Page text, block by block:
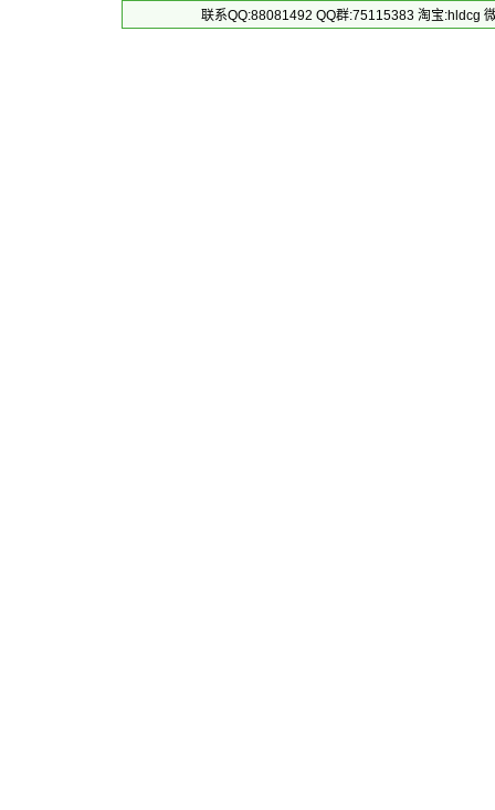
联系QQ:88081492 QQ群:75115383 淘宝:hldcg